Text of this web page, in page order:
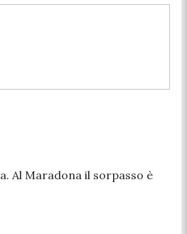
a. Al Maradona il sorpasso è